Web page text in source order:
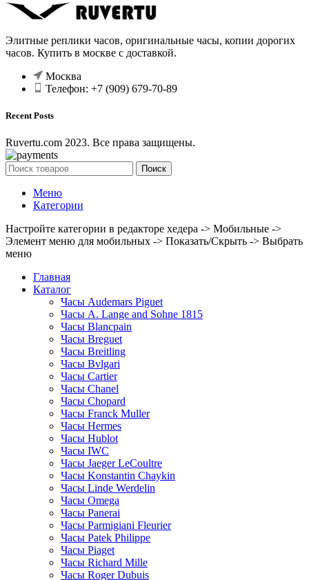
Элитные реплики часов, оригинальные часы, копии дорогих
часов. Купить в москве с доставкой.
Москва
Телефон: +7 (909) 679-70-89
Recent Posts
Ruvertu.com 2023. Все права защищены.
Поиск
Меню
Категории
Настройте категории в редакторе хедера -> Мобильные ->
Элемент меню для мобильных -> Показать/Скрыть -> Выбрать
меню
Главная
Каталог
Часы Audemars Piguet
Часы A. Lange and Sohne 1815
Часы Blancpain
Часы Breguet
Часы Breitling
Часы Bvlgari
Часы Cartier
Часы Chanel
Часы Chopard
Часы Franck Muller
Часы Hermes
Часы Hublot
Часы IWC
Часы Jaeger LeCoultre
Часы Konstantin Chaykin
Часы Linde Werdelin
Часы Omega
Часы Panerai
Часы Parmigiani Fleurier
Часы Patek Philippe
Часы Piaget
Часы Richard Mille
Часы Roger Dubuis